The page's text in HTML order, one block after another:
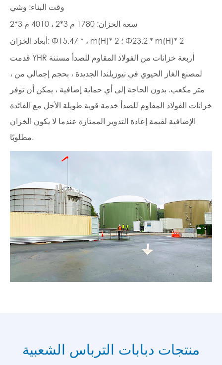
وقت البناء: وشي
سعة الخزان: 1780 م 3*2 ، 4010 م 3*2
أبعاد الخزان: Φ15.47 * ، m(H)* 2 ؛ Φ23.2 * m(H)* 2
قدمت YHR أربعة خزانات من الفولاذ المقاوم للصدأ مسننة
لمصنع الغاز الحيوي في نيوزيلندا الجديدة ، بحجم إجمالي من ،
متر مكعب. بدون الحاجة إلى أي حماية إضافية ، يمكن أن توفر
خزانات الفولاذ المقاوم للصدأ خدمة قوية طويلة الأجل مع الفائدة
الإضافية لقيمة إعادة التدوير الممتازة عندما لا يكون الخزان
مطلوبًا.
منتجات دبابات الترباس الشعبية